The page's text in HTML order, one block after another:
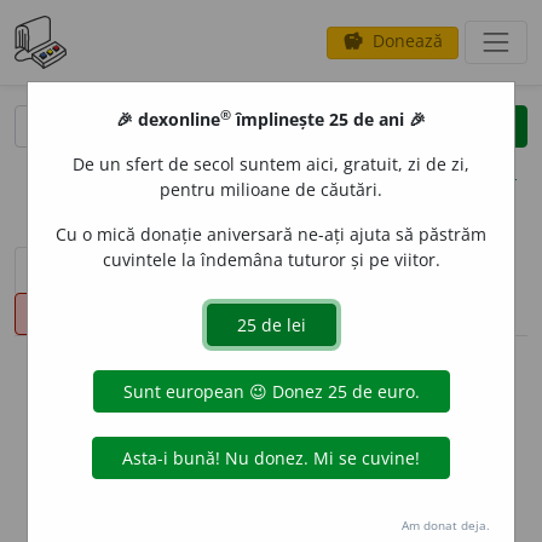
savings Donează
clear
opțiuni
sinteza definițiilor (1) definiții (28)
declinări
info
Aceste definiții sunt compilate de
echipa dexonline. Definițiile
originale se află pe filadefiniții.
Puteți reordona filele pe pagina de
🎉 dexonline® împlinește 25 de ani 🎉
De un sfert de secol suntem aici, gratuit, zi de zi,
pentru milioane de căutări.
Cu o mică donație aniversară ne-ați ajuta să păstrăm
cuvintele la îndemâna tuturor și pe viitor.
Am donat deja.